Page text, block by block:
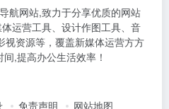
航网站,致力于分享优质的网站
运营工具、设计作图工具、音
视资源等，覆盖新媒体运营方方
,提高办公生活效率！
免责声明 网站地图